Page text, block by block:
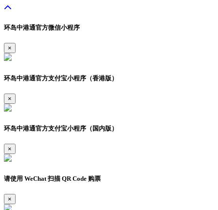
环岛中港通官方微信小程序
×
环岛中港通官方支付宝小程序（香港版）
×
环岛中港通官方支付宝小程序（国内版）
×
请使用 WeChat 扫描 QR Code 购票
×